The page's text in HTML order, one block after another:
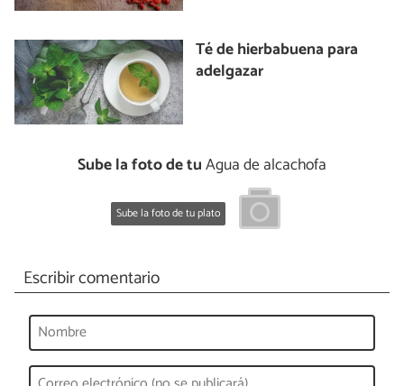
Té de hierbabuena para
adelgazar
Sube la foto de tuAgua de alcachofa
Sube la foto de tu plato
Escribir comentario